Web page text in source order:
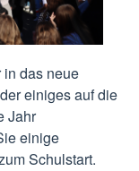
in das neue
einiges auf die
Jahr
einige
Schulstart.